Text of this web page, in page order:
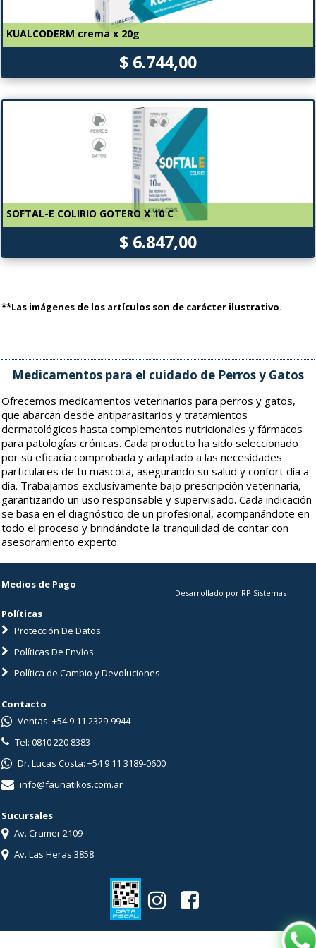
KUALCODERM crema x 20g
$ 6.744,00
SOFTAL-E COLIRIO GOTERO X 10 C
$ 6.847,00
**Las imágenes de los artículos son de carácter ilustrativo.
Medicamentos para el cuidado de Perros y Gatos
Ofrecemos medicamentos veterinarios para perros y gatos,
que abarcan desde antiparasitarios y tratamientos
dermatológicos hasta complementos nutricionales y fármacos
para patologías crónicas. Cada producto ha sido seleccionado
por su eficacia comprobada y adaptado a las necesidades
particulares de tu mascota, asegurando su salud y confort día a
día. Trabajamos exclusivamente bajo prescripción veterinaria,
garantizando un uso responsable y supervisado. Cada indicación
se basa en el diagnóstico de un profesional, acompañándote en
todo el proceso y brindándote la tranquilidad de contar con
asesoramiento experto.
Medios de Pago
Políticas
Protección De Datos
Políticas De Envíos
Política de Cambio y Devoluciones
Desarrollado por RP Sistemas
Contacto
Ventas: +54 9 11 2329-9944
Tel: 0810 220 8383
Dr. Lucas Costa: +54 9 11 3189-0600
info@faunatikos.com.ar
Sucursales
Av. Cramer 2109
Av. Las Heras 3858